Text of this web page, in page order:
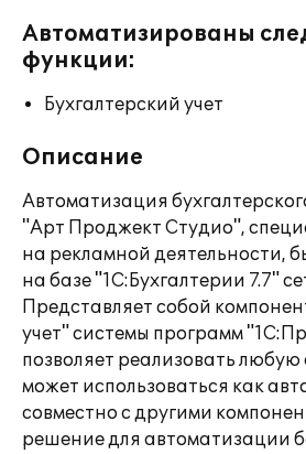
Автоматизированы
функции:
Бухгалтерский учет
Описание
Автоматизация
"Арт Проджект Студио",
на рекламной деятельности,
на базе "1С:Бухгалтерии 7.7"
Представляет собой
учет" системы программ
позволяет реализовать любую
может использоваться как
совместно с другими
решение для автоматизации